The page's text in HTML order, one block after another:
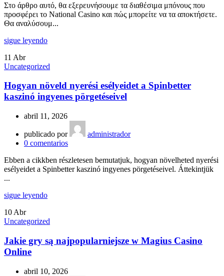
Στο άρθρο αυτό, θα εξερευνήσουμε τα διαθέσιμα μπόνους που
προσφέρει το National Casino και πώς μπορείτε να τα αποκτήσετε.
Θα αναλύσουμ...
sigue leyendo
11 Abr
Uncategorized
Hogyan növeld nyerési esélyeidet a Spinbetter
kaszinó ingyenes pörgetéseivel
abril 11, 2026
publicado por
administrador
0 comentarios
Ebben a cikkben részletesen bemutatjuk, hogyan növelheted nyerési
esélyeidet a Spinbetter kaszinó ingyenes pörgetéseivel. Áttekintjük
...
sigue leyendo
10 Abr
Uncategorized
Jakie gry są najpopularniejsze w Magius Casino
Online
abril 10, 2026